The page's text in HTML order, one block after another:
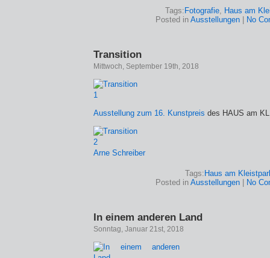
Tags: Fotografie, Haus am
Posted in Ausstellungen| No
Transition
Mittwoch, September 19th, 2018
Ausstellung zum 16. Kunstpreis des HAUS am
Arne Schreiber
Tags: Haus am
Posted in Ausstellungen| No
In einem anderen Land
Sonntag, Januar 21st, 2018